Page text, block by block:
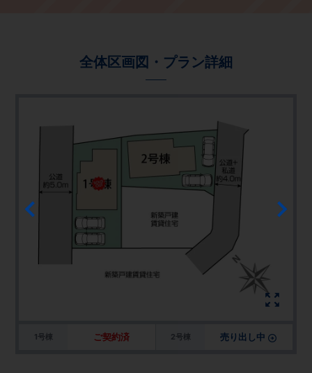
全体区画図・プラン詳細
1号棟 ご契約済 2号棟 売り出し中